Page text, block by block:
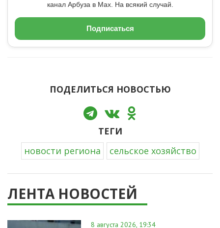
канал Арбуза в Max. На всякий случай.
Подписаться
ПОДЕЛИТЬСЯ НОВОСТЬЮ
ТЕГИ
новости региона
сельское хозяйство
ЛЕНТА НОВОСТЕЙ
8 августа 2026, 19:34